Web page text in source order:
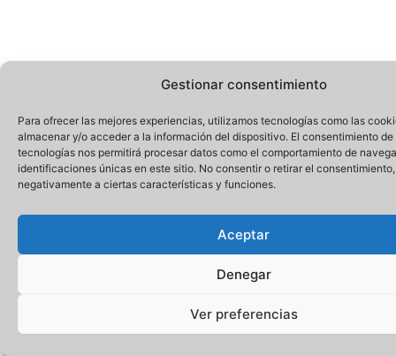
Gestionar consentimiento
Para ofrecer las mejores experiencias, utilizamos tecnologías como las
almacenar y/o acceder a la información del dispositivo. El consentimiento de
tecnologías nos permitirá procesar datos como el comportamiento de
identificaciones únicas en este sitio. No consentir o retirar el
negativamente a ciertas características y funciones.
Aceptar
Denegar
Ver preferencias